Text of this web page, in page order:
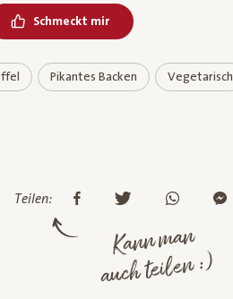
Schmeckt mir
Pikantes Backen Vegetarisch
Teilen:
Kann man
auch teilen :)